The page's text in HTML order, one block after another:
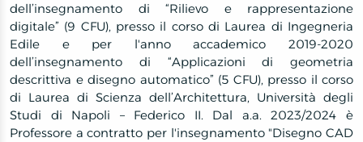
dell’insegnamento di “Rilievo e rappresentazione
digitale” (9 CFU), presso il corso di Laurea di Ingegneria
Edile e per l'anno accademico 2019-2020
dell’insegnamento di “Applicazioni di geometria
descrittiva e disegno automatico” (5 CFU), presso il corso
di Laurea di Scienza dell’Architettura, Università degli
Studi di Napoli – Federico II. Dal a.a. 2023/2024 è
Professore a contratto per l'insegnamento "Disegno CAD